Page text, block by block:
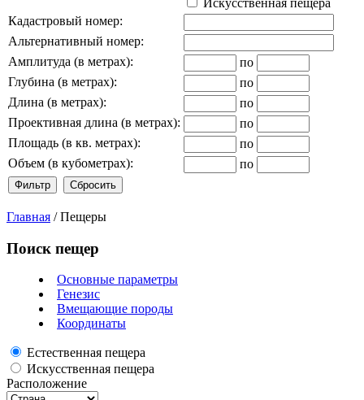
Искусственная пещера
Кадастровый номер:
Альтернативный номер:
Амплитуда (в метрах):
по
Глубина (в метрах):
по
Длина (в метрах):
по
Проективная длина (в метрах):
по
Площадь (в кв. метрах):
по
Объем (в кубометрах):
по
Главная / Пещеры
Поиск пещер
Основные параметры
Генезис
Вмещающие породы
Координаты
Естественная пещера
Искусственная пещера
Расположение